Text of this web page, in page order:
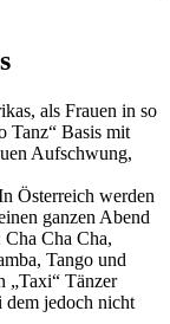
als Frauen in so
Tanz“ Basis mit
Aufschwung,
Österreich werden
ganzen Abend
Cha Cha,
Tango und
„Taxi“ Tänzer
jedoch nicht